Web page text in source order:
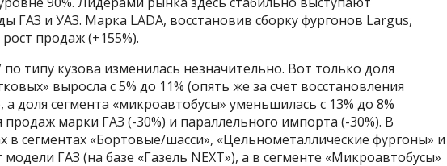
ГАЗ и УАЗ. Марка LADA, восстановив сборку фургонов Largus,
продаж (+155%).
по типу кузова изменилась незначительно. Вот только доля
выросла с 5% до 11% (опять же за счет восстановления
доля сегмента «микроавтобусы» уменьшилась с 13% до 8%
продаж марки ГАЗ (-30%) и параллельного импорта (-30%). В
в сегментах «Бортовые/шасси», «Цельнометаллические фургоны» и
ГАЗ (на базе «Газель NEXT»), а в сегменте «Микроавтобусы»